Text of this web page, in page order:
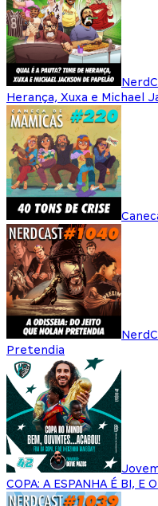
Herança, Xuxa e Michael
Pretendia
COPA: A ESPANHA É BI, E